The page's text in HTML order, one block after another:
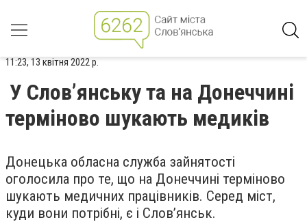
11:23, 13 квітня 2022 р.
У Слов’янську та на Донеччині
терміново шукають медиків
Донецька обласна служба зайнятості
оголосила про те, що на Донеччині терміново
шукають медичних працівників. Серед міст,
куди вони потрібні, є і Слов’янськ.